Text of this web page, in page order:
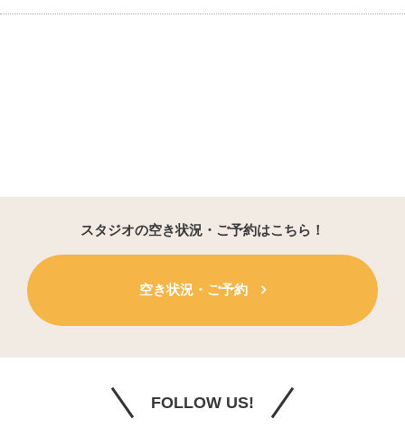
スタジオの空き状況・ご予約はこちら！
空き状況・ご予約
FOLLOW US!